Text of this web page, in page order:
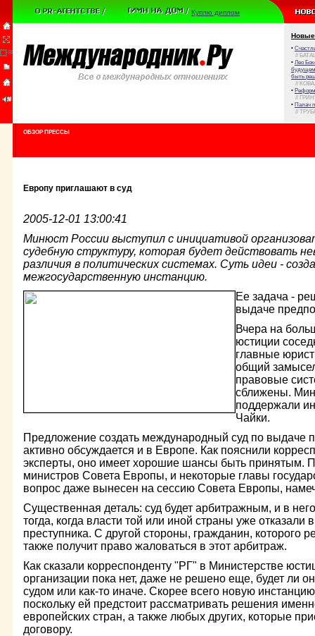
Куплю диплом
Новые
•
//
• Лео
будущем
быть
//
•
//
• Палач
//
ОБЗОР ПРЕССЫ
Европу приглашают в суд
2005-12-01 13:00:41
Минюст России выступил с инициативой
судебную структуру, которая будет действовать
различия в политических системах. Суть идеи -
межгосударственную инстанцию.
Ее задача -
выдаче
Вчера на
юстиции
главные
общий
правовые
сближены.
поддержали
Чайки.
Предложение создать международный суд по выдаче
активно обсуждается и в Европе. Как пояснили
эксперты, оно имеет хорошие шансы быть принятым.
министров Совета Европы, и некоторые главы
вопрос даже вынесен на сессию Совета Европы,
Существенная деталь: суд будет арбитражным, и в
тогда, когда власти той или иной страны уже отказали
преступника. С другой стороны, гражданин, которого
также получит право жаловаться в этот арбитраж.
Как сказали корреспонденту "РГ" в Министерстве
организации пока нет, даже не решено еще, будет ли
судом или как-то иначе. Скорее всего новую
поскольку ей предстоит рассматривать решения
европейских стран, а также любых других, которые
договору.